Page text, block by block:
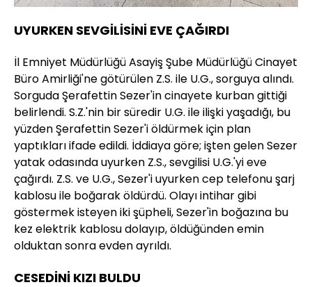
UYURKEN SEVGİLİSİNİ EVE ÇAĞIRDI
İl Emniyet Müdürlüğü Asayiş Şube Müdürlüğü Cinayet
Büro Amirliği'ne götürülen Z.S. ile U.G., sorguya alındı.
Sorguda Şerafettin Sezer'in cinayete kurban gittiği
belirlendi. S.Z.'nin bir süredir U.G. ile ilişki yaşadığı, bu
yüzden Şerafettin Sezer'i öldürmek için plan
yaptıkları ifade edildi. İddiaya göre; işten gelen Sezer
yatak odasında uyurken Z.S., sevgilisi U.G.'yi eve
çağırdı. Z.S. ve U.G., Sezer'i uyurken cep telefonu şarj
kablosu ile boğarak öldürdü. Olayı intihar gibi
göstermek isteyen iki şüpheli, Sezer'in boğazına bu
kez elektrik kablosu dolayıp, öldüğünden emin
olduktan sonra evden ayrıldı.
CESEDİNİ KIZI BULDU